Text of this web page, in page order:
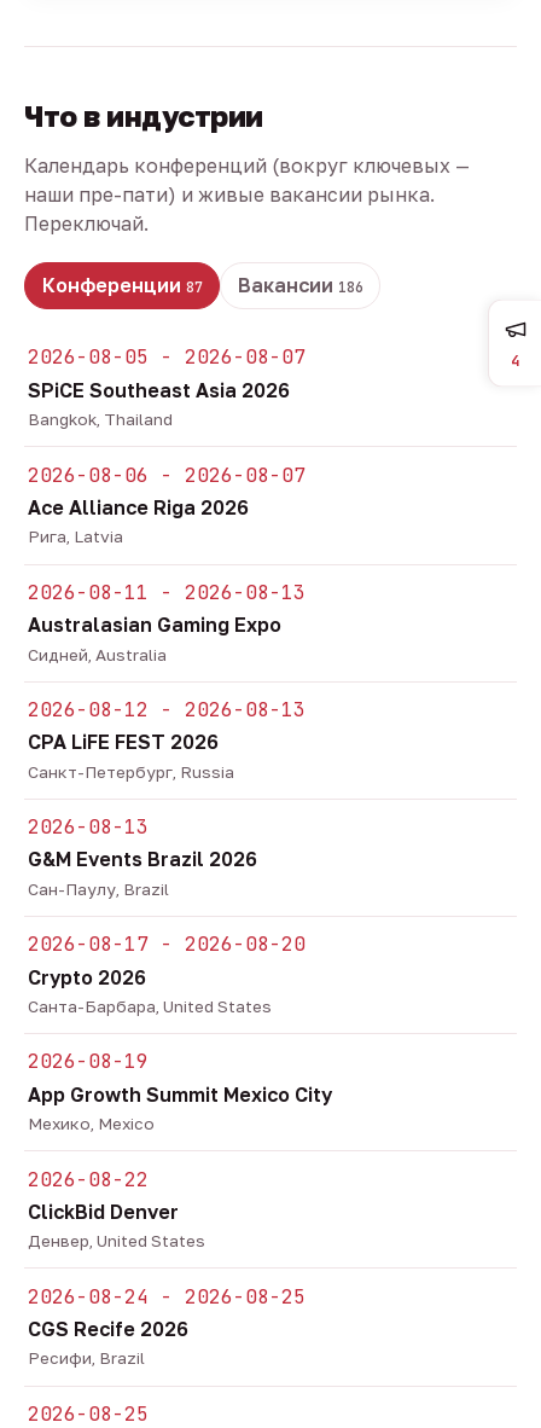
Что в индустрии
Календарь конференций (вокруг ключевых —
наши пре-пати) и живые вакансии рынка.
Переключай.
Конференции 87 Вакансии 186
2026-08-05 - 2026-08-07
SPiCE Southeast Asia 2026
Bangkok, Thailand
2026-08-06 - 2026-08-07
Ace Alliance Riga 2026
Рига, Latvia
2026-08-11 - 2026-08-13
Australasian Gaming Expo
Сидней, Australia
2026-08-12 - 2026-08-13
CPA LiFE FEST 2026
Санкт-Петербург, Russia
2026-08-13
G&M Events Brazil 2026
Сан-Паулу, Brazil
2026-08-17 - 2026-08-20
Crypto 2026
Санта-Барбара, United States
2026-08-19
App Growth Summit Mexico City
Мехико, Mexico
2026-08-22
ClickBid Denver
Денвер, United States
2026-08-24 - 2026-08-25
CGS Recife 2026
Ресифи, Brazil
2026-08-25
4